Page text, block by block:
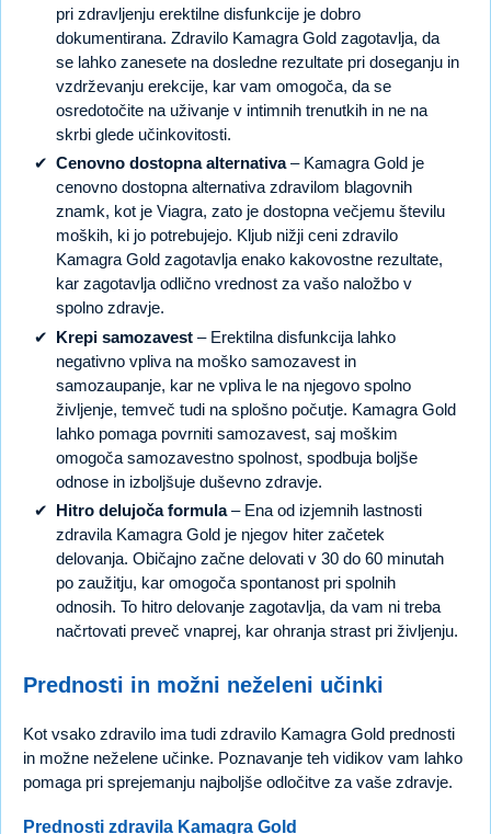
pri zdravljenju erektilne disfunkcije je dobro
dokumentirana. Zdravilo Kamagra Gold zagotavlja, da
se lahko zanesete na dosledne rezultate pri doseganju in
vzdrževanju erekcije, kar vam omogoča, da se
osredotočite na uživanje v intimnih trenutkih in ne na
skrbi glede učinkovitosti.
Cenovno dostopna alternativa– Kamagra Gold je
cenovno dostopna alternativa zdravilom blagovnih
znamk, kot je Viagra, zato je dostopna večjemu številu
moških, ki jo potrebujejo. Kljub nižji ceni zdravilo
Kamagra Gold zagotavlja enako kakovostne rezultate,
kar zagotavlja odlično vrednost za vašo naložbo v
spolno zdravje.
Krepi samozavest – Erektilna disfunkcija lahko
negativno vpliva na moško samozavest in
samozaupanje, kar ne vpliva le na njegovo spolno
življenje, temveč tudi na splošno počutje. Kamagra Gold
lahko pomaga povrniti samozavest, saj moškim
omogoča samozavestno spolnost, spodbuja boljše
odnose in izboljšuje duševno zdravje.
Hitro delujoča formula– Ena od izjemnih lastnosti
zdravila Kamagra Gold je njegov hiter začetek
delovanja. Običajno začne delovati v 30 do 60 minutah
po zaužitju, kar omogoča spontanost pri spolnih
odnosih. To hitro delovanje zagotavlja, da vam ni treba
načrtovati preveč vnaprej, kar ohranja strast pri življenju.
Prednosti in možni neželeni učinki
Kot vsako zdravilo ima tudi zdravilo Kamagra Gold prednosti
in možne neželene učinke. Poznavanje teh vidikov vam lahko
pomaga pri sprejemanju najboljše odločitve za vaše zdravje.
Prednosti zdravila Kamagra Gold